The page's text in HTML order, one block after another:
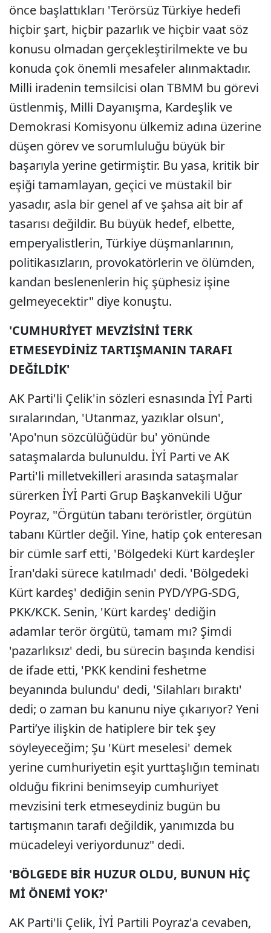
önce başlattıkları 'Terörsüz Türkiye hedefi
hiçbir şart, hiçbir pazarlık ve hiçbir vaat söz
konusu olmadan gerçekleştirilmekte ve bu
konuda çok önemli mesafeler alınmaktadır.
Milli iradenin temsilcisi olan TBMM bu görevi
üstlenmiş, Milli Dayanışma, Kardeşlik ve
Demokrasi Komisyonu ülkemiz adına üzerine
düşen görev ve sorumluluğu büyük bir
başarıyla yerine getirmiştir. Bu yasa, kritik bir
eşiği tamamlayan, geçici ve müstakil bir
yasadır, asla bir genel af ve şahsa ait bir af
tasarısı değildir. Bu büyük hedef, elbette,
emperyalistlerin, Türkiye düşmanlarının,
politikasızların, provokatörlerin ve ölümden,
kandan beslenenlerin hiç şüphesiz işine
gelmeyecektir" diye konuştu.
'CUMHURİYET MEVZİSİNİ TERK
ETMESEYDİNİZ TARTIŞMANIN TARAFI
DEĞİLDİK'
AK Parti'li Çelik'in sözleri esnasında İYİ Parti
sıralarından, 'Utanmaz, yazıklar olsun',
'Apo'nun sözcülüğüdür bu' yönünde
sataşmalarda bulunuldu. İYİ Parti ve AK
Parti'li milletvekilleri arasında sataşmalar
sürerken İYİ Parti Grup Başkanvekili Uğur
Poyraz, "Örgütün tabanı teröristler, örgütün
tabanı Kürtler değil. Yine, hatip çok enteresan
bir cümle sarf etti, 'Bölgedeki Kürt kardeşler
İran'daki sürece katılmadı' dedi. 'Bölgedeki
Kürt kardeş' dediğin senin PYD/YPG-SDG,
PKK/KCK. Senin, 'Kürt kardeş' dediğin
adamlar terör örgütü, tamam mı? Şimdi
'pazarlıksız' dedi, bu sürecin başında kendisi
de ifade etti, 'PKK kendini feshetme
beyanında bulundu' dedi, 'Silahları bıraktı'
dedi; o zaman bu kanunu niye çıkarıyor? Yeni
Parti’ye ilişkin de hatiplere bir tek şey
söyleyeceğim; Şu 'Kürt meselesi' demek
yerine cumhuriyetin eşit yurttaşlığın teminatı
olduğu fikrini benimseyip cumhuriyet
mevzisini terk etmeseydiniz bugün bu
tartışmanın tarafı değildik, yanımızda bu
mücadeleyi veriyordunuz" dedi.
'BÖLGEDE BİR HUZUR OLDU, BUNUN HİÇ
Mİ ÖNEMİ YOK?'
AK Parti'li Çelik, İYİ Partili Poyraz'a cevaben,